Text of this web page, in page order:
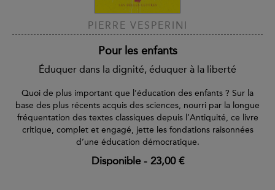
PIERRE VESPERINI
Pour les enfants
Éduquer dans la dignité, éduquer à la liberté
Quoi de plus important que l’éducation des enfants ? Sur la
base des plus récents acquis des sciences, nourri par la longue
fréquentation des textes classiques depuis l’Antiquité, ce livre
critique, complet et engagé, jette les fondations raisonnées
d’une éducation démocratique.
Disponible- 23,00 €